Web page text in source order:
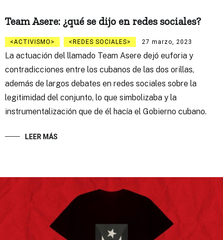
Team Asere: ¿qué se dijo en redes sociales?
ACTIVISMO REDES SOCIALES 27 marzo, 2023
La actuación del llamado Team Asere dejó euforia y
contradicciones entre los cubanos de las dos orillas,
además de largos debates en redes sociales sobre la
legitimidad del conjunto, lo que simbolizaba y la
instrumentalización que de él hacía el Gobierno cubano.
LEER MÁS